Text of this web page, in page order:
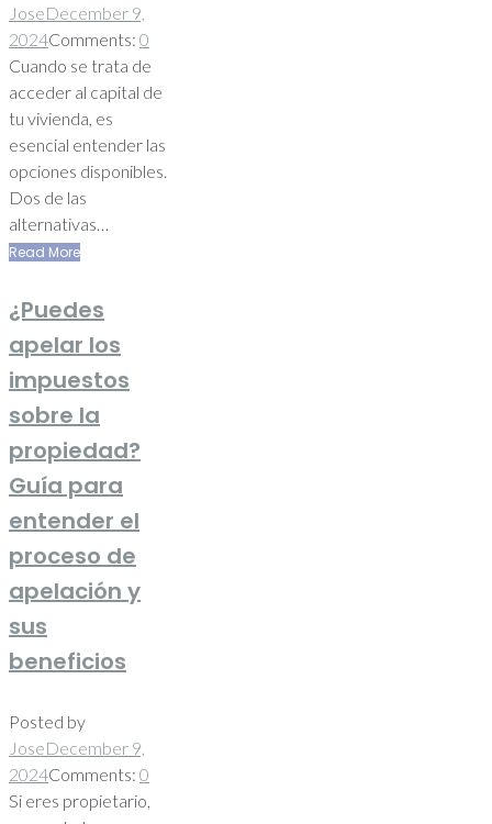
JoseDecember 9,
2024Comments: 0
Cuando se trata de
acceder al capital de
tu vivienda, es
esencial entender las
opciones disponibles.
Dos de las
alternativas…
Read More
¿Puedes
apelar los
impuestos
sobre la
propiedad?
Guía para
entender el
proceso de
apelación y
sus
beneficios
Posted by
JoseDecember 9,
2024Comments: 0
Si eres propietario,